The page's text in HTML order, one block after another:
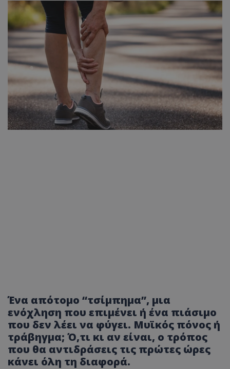
Ένα απότομο “τσίμπημα”, μια
ενόχληση που επιμένει ή ένα πιάσιμο
που δεν λέει να φύγει. Μυϊκός πόνος ή
τράβηγμα; Ό,τι κι αν είναι, ο τρόπος
που θα αντιδράσεις τις πρώτες ώρες
κάνει όλη τη διαφορά.